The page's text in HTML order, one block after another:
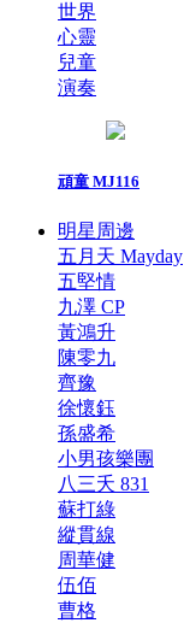
世界
心靈
兒童
演奏
頑童 MJ116
明星周邊
五月天 Mayday
五堅情
九澤 CP
黃鴻升
陳零九
齊豫
徐懷鈺
孫盛希
小男孩樂團
八三夭 831
蘇打綠
縱貫線
周華健
伍佰
曹格